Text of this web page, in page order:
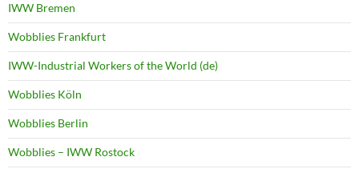
IWW Bremen
Wobblies Frankfurt
IWW-Industrial Workers of the World (de)
Wobblies Köln
Wobblies Berlin
Wobblies – IWW Rostock